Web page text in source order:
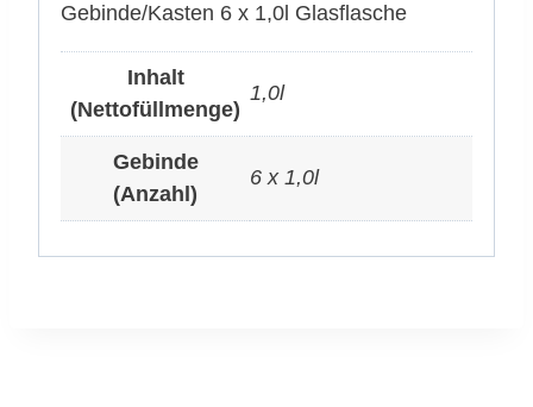
Gebinde/Kasten 6 x 1,0l Glasflasche
Inhalt
(Nettofüllmenge)
1,0l
Gebinde
(Anzahl)
6 x 1,0l